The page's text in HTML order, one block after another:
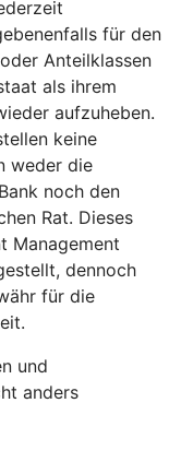
für den
Anteilklassen
als ihrem
aufzuheben.
keine
weder die
noch den
Rat. Dieses
Management
dennoch
für die
und
anders